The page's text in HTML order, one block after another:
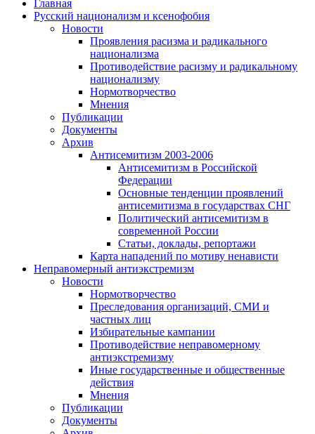
Главная
Русский национализм и ксенофобия
Новости
Проявления расизма и радикального
национализма
Противодействие расизму и радикальному
национализму
Нормотворчество
Мнения
Публикации
Документы
Архив
Антисемитизм 2003-2006
Антисемитизм в Российской
Федерации
Основные тенденции проявлений
антисемитизма в государствах СНГ
Политический антисемитизм в
современной России
Статьи, доклады, репортажи
Карта нападений по мотиву ненависти
Неправомерный антиэкстремизм
Новости
Нормотворчество
Преследования организаций, СМИ и
частных лиц
Избирательные кампании
Противодействие неправомерному
антиэкстремизму
Иные государственные и общественные
действия
Мнения
Публикации
Документы